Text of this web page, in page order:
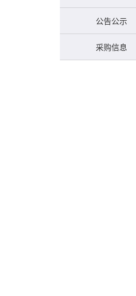
公告公示
采购信息